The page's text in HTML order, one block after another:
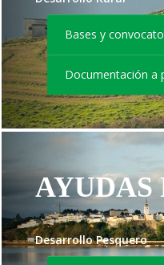
Bases y
Documentación a
AYUDAS
Desarrollo Pesquero